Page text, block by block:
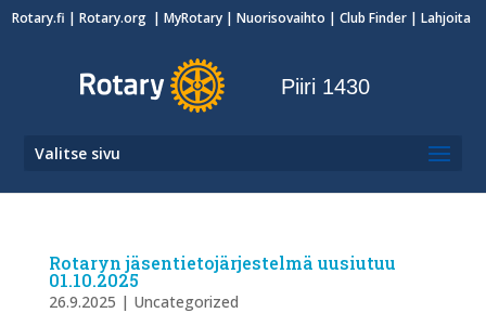
Rotary.fi |Rotary.org |MyRotary |Nuorisovaihto | Club Finder | Lahjoita
Piiri 1430
Valitse sivu
Rotaryn jäsentietojärjestelmä uusiutuu
01.10.2025
26.9.2025 | Uncategorized